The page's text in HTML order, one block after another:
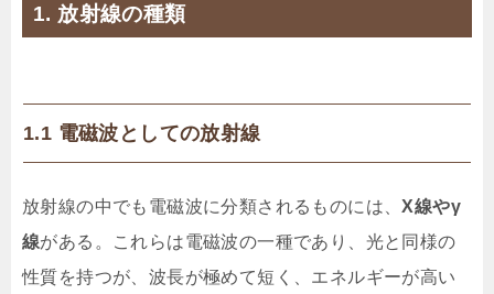
1. 放射線の種類
1.1 電磁波としての放射線
放射線の中でも電磁波に分類されるものには、X線やγ
線がある。これらは電磁波の一種であり、光と同様の
性質を持つが、波長が極めて短く、エネルギーが高い